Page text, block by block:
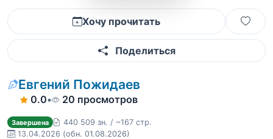
Хочу прочитать
Поделиться
Евгений Пожидаев
0.0• 20 просмотров
Завершена
440 509 зн. / ~167 стр.
13.04.2026 (обн. 01.08.2026)